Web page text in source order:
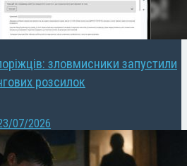
зловмисники запустили
розсилок
07/2026